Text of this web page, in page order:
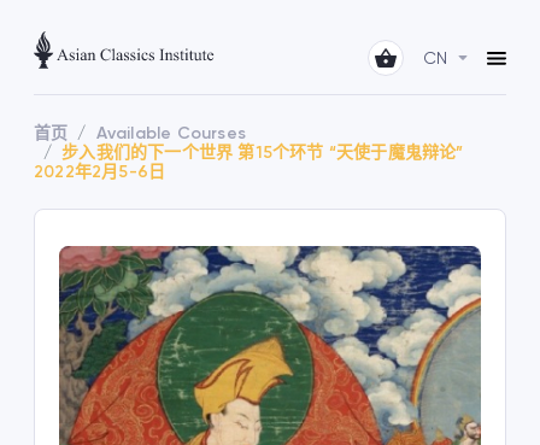
CN
首页
Available Courses
步入我们的下一个世界 第15个环节 “天使于魔鬼辩论”
2022年2月5-6日